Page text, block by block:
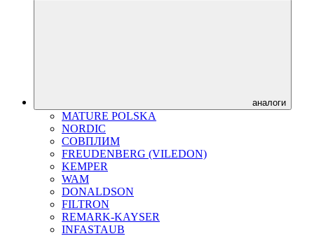
аналоги
MATURE POLSKA
NORDIC
СОВПЛИМ
FREUDENBERG (VILEDON)
KEMPER
WAM
DONALDSON
FILTRON
REMARK-KAYSER
INFASTAUB